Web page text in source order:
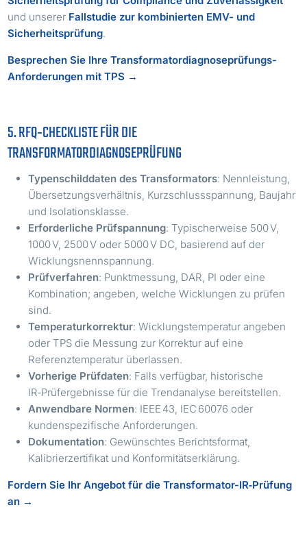
und unserer Fallstudie zur kombinierten EMV- und
Sicherheitsprüfung.
Besprechen Sie Ihre Transformatordiagnoseprüfungs-
Anforderungen mit TPS →
5. RFQ‑CHECKLISTE FÜR DIE
TRANSFORMATORDIAGNOSEPRÜFUNG
Typenschilddaten des Transformators: Nennleistung,
Übersetzungsverhältnis, Kurzschlussspannung, Baujahr
und Isolationsklasse.
Erforderliche Prüfspannung: Typischerweise 500 V,
1000 V, 2500 V oder 5000 V DC, basierend auf der
Wicklungsnennspannung.
Prüfverfahren: Punktmessung, DAR, PI oder eine
Kombination; angeben, welche Wicklungen zu prüfen
sind.
Temperaturkorrektur: Wicklungstemperatur angeben
oder TPS die Messung zur Korrektur auf eine
Referenztemperatur überlassen.
Vorherige Prüfdaten: Falls verfügbar, historische
IR‑Prüfergebnisse für die Trendanalyse bereitstellen.
Anwendbare Normen: IEEE 43, IEC 60076 oder
kundenspezifische Anforderungen.
Dokumentation: Gewünschtes Berichtsformat,
Kalibrierzertifikat und Konformitätserklärung.
Fordern Sie Ihr Angebot für die Transformator-IR‑Prüfung
an →